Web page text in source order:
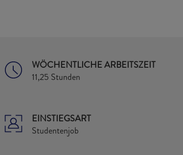
WÖCHENTLICHE ARBEITSZEIT
11,25 Stunden
EINSTIEGSART
Studentenjob